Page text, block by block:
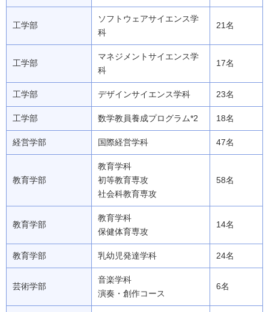
工学部
ソフトウェアサイエンス学
科
21名
工学部
マネジメントサイエンス学
科
17名
工学部 デザインサイエンス学科 23名
工学部 数学教員養成プログラム*2 18名
経営学部 国際経営学科 47名
教育学部
教育学科
初等教育専攻
社会科教育専攻
58名
教育学部
教育学科
保健体育専攻
14名
教育学部 乳幼児発達学科 24名
芸術学部
音楽学科
演奏・創作コース
6名